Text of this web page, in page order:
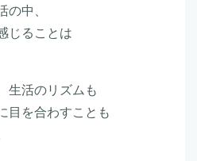
の中、
じることは
生活のリズムも
目を合わすことも